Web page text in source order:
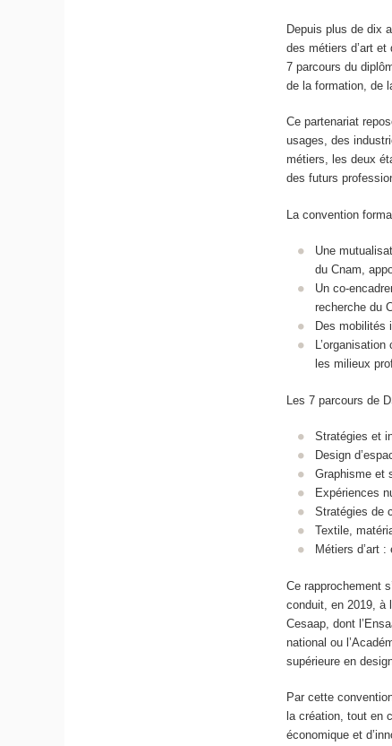
Depuis plus de dix
des métiers d’art
7 parcours du
de la formation, de
Ce partenariat
usages, des
métiers, les deux
des futurs
La convention
Une
du Cnam,
Un co-
recherche du
Des mobilités
les milieux
Les 7 parcours de
Stratégies et
Design
Graphisme et
Expériences
Stratégies de
Textile,
Métiers d’art
Ce rapprochement
conduit, en 2019, à
Cesaap, dont
national ou
supérieure en
Par cette
la création, tout en
économique et